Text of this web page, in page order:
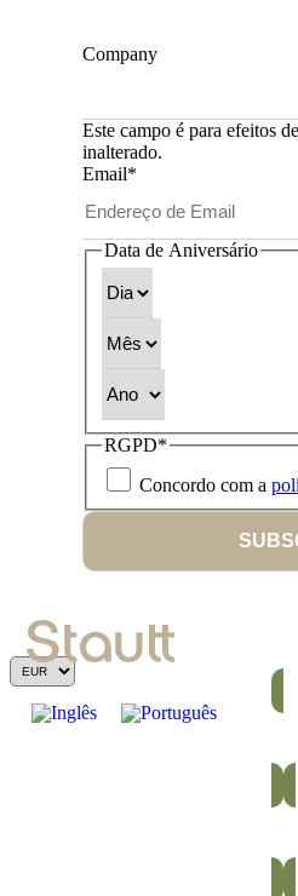
Company
Este campo é para efeitos
inalterado.
Email*
Data de Aniversário
RGPD*
Concordo com a